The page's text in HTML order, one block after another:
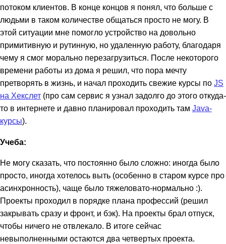
потоком клиентов. В конце концов я понял, что больше с
людьми в таком количестве общаться просто не могу. В
этой ситуации мне помогло устройство на довольно
примитивную и рутинную, но удаленную работу, благодаря
чему я смог морально перезагрузиться. После некоторого
времени работы из дома я решил, что пора мечту
претворять в жизнь, и начал проходить свежие курсы по JS
на Хекслет (про сам сервис я узнал задолго до этого откуда-
то в интернете и давно планировал проходить там Java-
курсы).
Учеба:
Не могу сказать, что постоянно было сложно: иногда было
просто, иногда хотелось выть (особенно в старом курсе про
асинхронность), чаще было тяжеловато-нормально :).
Проекты проходил в порядке плана профессий (решил
закрывать сразу и фронт, и бэк). На проекты брал отпуск,
чтобы ничего не отвлекало. В итоге сейчас
невыполненными остаются два четвертых проекта.